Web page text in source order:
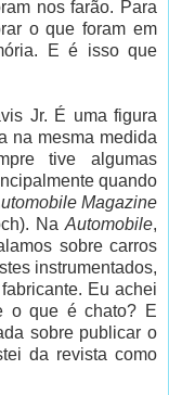
nos farão. Para
o que foram em
E é isso que
Jr. É uma figura
na mesma medida
tive algumas
quando
Magazine
Na Automobile,
sobre carros
instrumentados,
Eu achei
o que é chato? E
sobre publicar o
da revista como